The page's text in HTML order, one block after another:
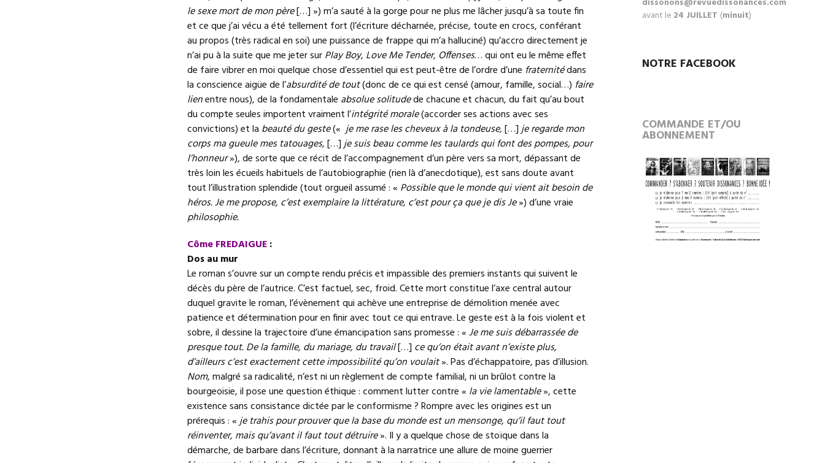
le sexe mort de mon père[…] ») m’a sauté à la gorge pour ne plus me lâcher jusqu’à sa toute fin
et ce que j’ai vécu a été tellement fort (l’écriture décharnée, précise, toute en crocs, conférant
au propos (très radical en soi) une puissance de frappe qui m’a halluciné) qu’accro directement je
n’ai pu à la suite que me jeter surPlay Boy, Love Me Tender, Offenses… qui ont eu le même effet
de faire vibrer en moi quelque chose d’essentiel qui est peut-être de l’ordre d’une fraternitédans
la conscience aigüe de l’absurdité de tout(donc de ce qui est censé (amour, famille, social…) faire
lienentre nous), de la fondamentale absolue solitudede chacune et chacun, du fait qu’au bout
du compte seules importent vraiment l’intégrité morale(accorder ses actions avec ses
convictions) et la beauté du geste(« je me rase les cheveux à la tondeuse,[…]je regarde mon
corps ma gueule mes tatouages,[…]je suis beau comme les taulards qui font des pompes, pour
l’honneur»), de sorte que ce récit de l’accompagnement d’un père vers sa mort, dépassant de
très loin les écueils habituels de l’autobiographie (rien là d’anecdotique), est sans doute avant
tout l’illustration splendide (tout orgueil assumé : « Possible que le monde qui vient ait besoin de
héros. Je me propose, c’est exemplaire la littérature, c’est pour ça que je dis Je») d’une vraie
philosophie.
Côme FREDAIGUE:
Dos au mur
Le roman s’ouvre sur un compte rendu précis et impassible des premiers instants qui suivent le
décès du père de l’autrice. C’est factuel, sec, froid. Cette mort constitue l’axe central autour
duquel gravite le roman, l’évènement qui achève une entreprise de démolition menée avec
patience et détermination pour en finir avec tout ce qui entrave. Le geste est à la fois violent et
sobre, il dessine la trajectoire d’une émancipation sans promesse : «Je me suis débarrassée de
presque tout. De la famille, du mariage, du travail[…] ce qu’on était avant n’existe plus,
d’ailleurs c’est exactement cette impossibilité qu’on voulait». Pas d’échappatoire, pas d’illusion.
Nom, malgré sa radicalité, n’est ni un règlement de compte familial, ni un brûlot contre la
bourgeoisie, il pose une question éthique : comment lutter contre « la vie lamentable», cette
existence sans consistance dictée par le conformisme ? Rompre avec les origines est un
prérequis : «je trahis pour prouver que la base du monde est un mensonge, qu’il faut tout
réinventer, mais qu’avant il faut tout détruire». Il y a quelque chose de stoïque dans la
démarche, de barbare dans l’écriture, donnant à la narratrice une allure de moine guerrier
avant le 24 JUILLET (minuit)
NOTRE FACEBOOK
COMMANDE ET/OU
ABONNEMENT